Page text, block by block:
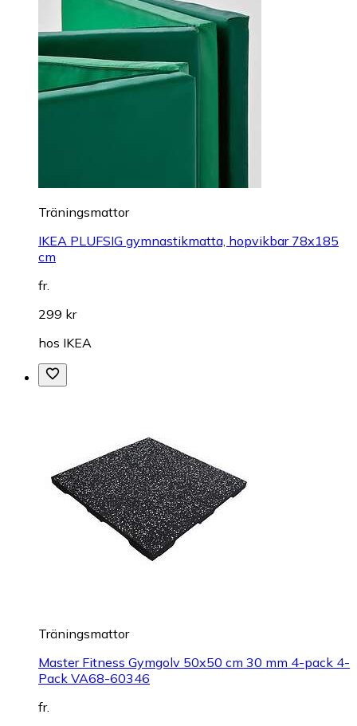
Träningsmattor
IKEA PLUFSIG gymnastikmatta, hopvikbar 78x185
cm
fr.
299 kr
hos IKEA
Träningsmattor
Master Fitness Gymgolv 50x50 cm 30 mm 4-pack 4-
Pack VA68-60346
fr.